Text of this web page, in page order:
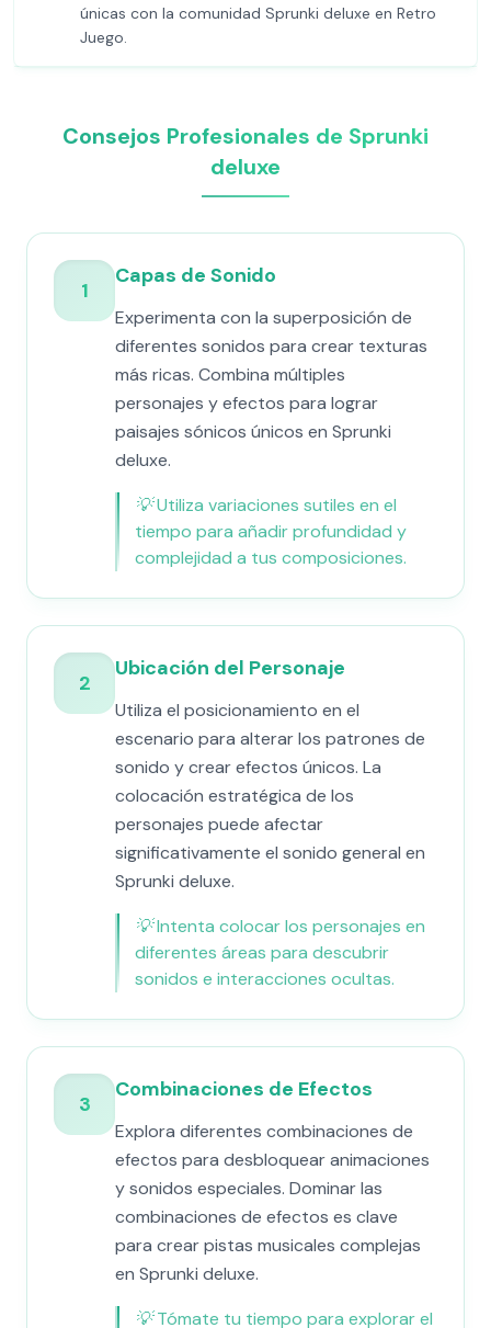
únicas con la comunidad Sprunki deluxe en Retro
Juego.
Consejos Profesionales de Sprunki
deluxe
1
Capas de Sonido
Experimenta con la superposición de
diferentes sonidos para crear texturas
más ricas. Combina múltiples
personajes y efectos para lograr
paisajes sónicos únicos en Sprunki
deluxe.
💡Utiliza variaciones sutiles en el
tiempo para añadir profundidad y
complejidad a tus composiciones.
2
Ubicación del Personaje
Utiliza el posicionamiento en el
escenario para alterar los patrones de
sonido y crear efectos únicos. La
colocación estratégica de los
personajes puede afectar
significativamente el sonido general en
Sprunki deluxe.
💡Intenta colocar los personajes en
diferentes áreas para descubrir
sonidos e interacciones ocultas.
3
Combinaciones de Efectos
Explora diferentes combinaciones de
efectos para desbloquear animaciones
y sonidos especiales. Dominar las
combinaciones de efectos es clave
para crear pistas musicales complejas
en Sprunki deluxe.
💡Tómate tu tiempo para explorar el